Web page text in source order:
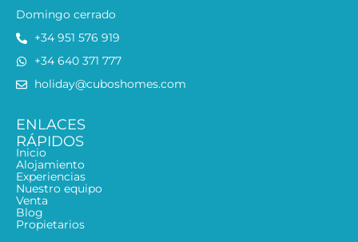
Domingo cerrado
+34 951 576 919
+34 640 371 777
holiday@cuboshomes.com
ENLACES
RÁPIDOS
Inicio
Alojamiento
Experiencias
Nuestro equipo
Venta
Blog
Propietarios